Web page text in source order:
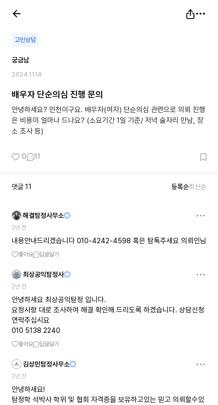
고민상담
궁금남
2024.11.18
배우자 단순의심 진행 문의
안녕하세요? 인천이구요. 배우자(여자) 단순의심 관련으로 의뢰 진행
은 비용이 얼마나 드나요? (소요기간 1일 기준/ 저녁 술자리 만남, 장
소 조사 등)
0 11
댓글 11 등록순최신순
해결탐정사무소
2년 전
내용안내드리겠습니다 010-4242-4598 혹은 탐톡주세요 의뢰인님
좋아요 답글달기
최상공익탐정사
2년 전
안녕하세요 최상공익탐정 입니다.
요청사항 대로 조사하여 해결 확인해 드리도록 하겠습니다. 상담신청
연락주십시요
010 5138 2240
좋아요 답글달기
김상민탐정사무소
2년 전
안녕하세요!
탐정학 석박사 학위 및 협회 자격증을 보유하고있는 믿고 의뢰할수있